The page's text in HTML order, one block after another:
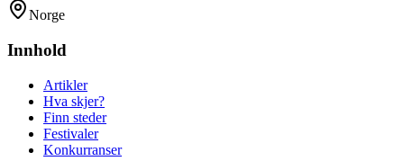
Norge
Innhold
Artikler
Hva skjer?
Finn steder
Festivaler
Konkurranser